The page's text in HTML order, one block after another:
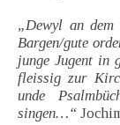
„Dewyl an
Bargen/gute
junge Jugent in
fleissig zur
unde
singen…“